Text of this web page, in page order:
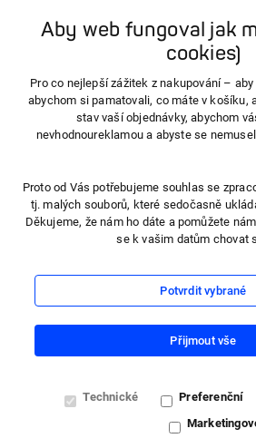
Aby web fungoval jak
cookies)
Pro co nejlepší zážitek z nakupování –
abychom si pamatovali, co máte v košíku,
stav vaší objednávky, abychom
nevhodnoureklamou a abyste se
Proto od Vás potřebujeme souhlas se
tj. malých souborů, které sedočasně
Děkujeme, že nám ho dáte a pomůžete
se k vašim datům chovat
Potvrdit vybrané
Přijmout vše
Technické Preferenční
Pondělí - Pátek, 8:00 - 16:00
800 100 150